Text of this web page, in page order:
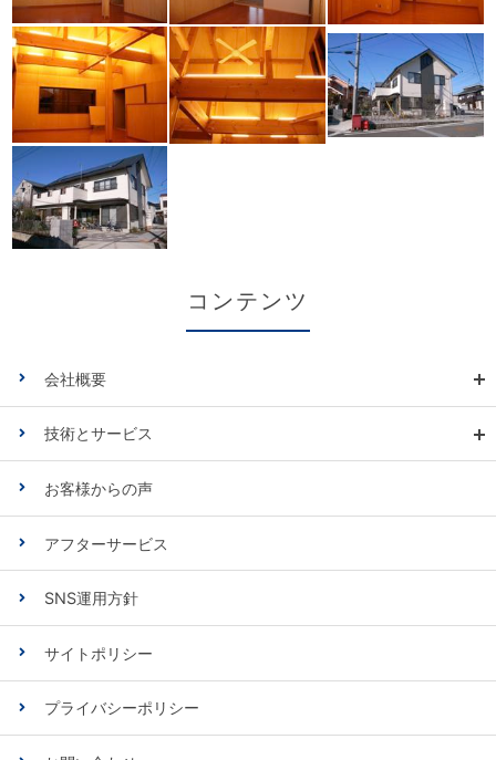
コンテンツ
会社概要
技術とサービス
お客様からの声
アフターサービス
SNS運用方針
サイトポリシー
プライバシーポリシー